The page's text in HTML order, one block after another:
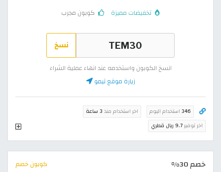
تخفيضات مميزة كوبون مجرب
نسخ
انسخ الكوبون واستخدمه عند انهاء عملية الشراء
زيارة موقع تيمو
346 استخدام اليوم اخر استخدام منذ 3 ساعة
اخر توفير9.7 ريال قطري
خصم 30% كوبون خصم